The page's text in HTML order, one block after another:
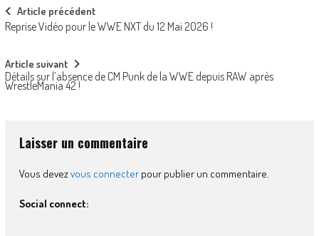
Post
navigation
Article précédent
Reprise Vidéo pour le WWE NXT du 12 Mai 2026 !
Article suivant
Détails sur l’absence de CM Punk de la WWE depuis RAW après
WrestleMania 42 !
Laisser un commentaire
Vous devezvous connecterpour publier un commentaire.
Social connect: